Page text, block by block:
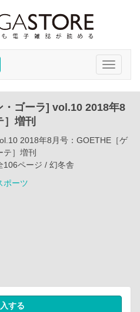
Toggle
ゴーラ] vol.10 2018年8
］増刊
2018年8月号：GOETHE［ゲ
テ］増刊
106ページ / 幻冬舎
ポーツ
する